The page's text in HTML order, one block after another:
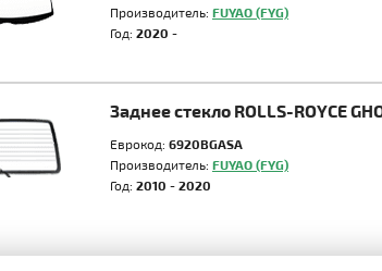
Производитель: FUYAO (FYG)
Год: 2020 -
Заднее стекло ROLLS-ROYCE
Еврокод: 6920BGASA
Производитель: FUYAO (FYG)
Год: 2010 - 2020